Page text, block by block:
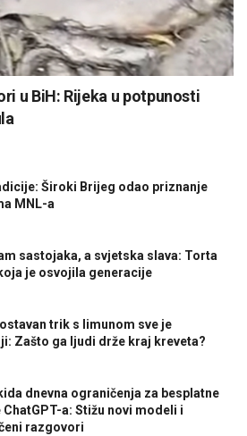
u BiH: Rijeka u potpunosti
Široki Brijeg odao priznanje
MNL-a
sastojaka, a svjetska slava: Torta
je osvojila generacije
trik s limunom sve je
Zašto ga ljudi drže kraj kreveta?
dnevna ograničenja za besplatne
a: Stižu novi modeli i
razgovori